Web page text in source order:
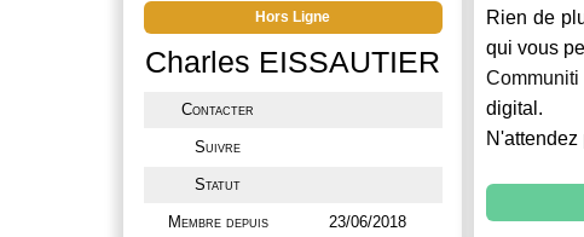
Hors Ligne
Charles EISSAUTIER
Contacter
Suivre
Statut
Membre depuis 23/06/2018
Rien de
qui vous
Communiti
digital.